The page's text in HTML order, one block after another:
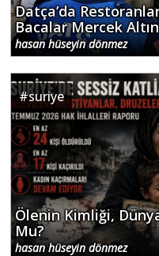
Datça’da
Bacalar Mercek
hasan hüseyin dönmez
#suriye
Ölenin Kimliği,
Mu?
hasan hüseyin dönmez